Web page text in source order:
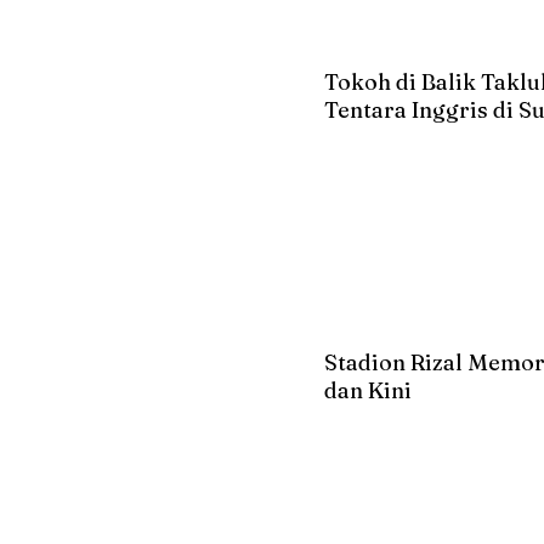
Tokoh di Balik
Tentara Inggris di
Stadion Rizal
dan Kini